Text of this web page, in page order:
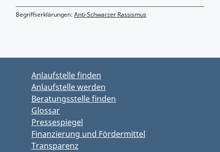
Begriffserklärungen: Anti-Schwarzer Rassismus
Anlaufstelle finden
Anlaufstelle werden
Beratungsstelle finden
Glossar
Pressespiegel
Finanzierung und Fördermittel
Transparenz